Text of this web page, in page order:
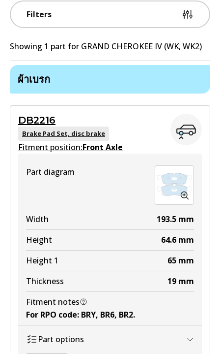
Filters
Showing 1 part for GRAND CHEROKEE IV (WK, WK2)
ผ้าเบรก
DB2216
Brake Pad Set, disc brake
Fitment position:Front Axle
Part diagram
Width 193.5 mm
Height
64.6 mm
Height 1
65 mm
Thickness
19 mm
Fitment notes
For RPO code: BRY, BR6, BR2.
Part options